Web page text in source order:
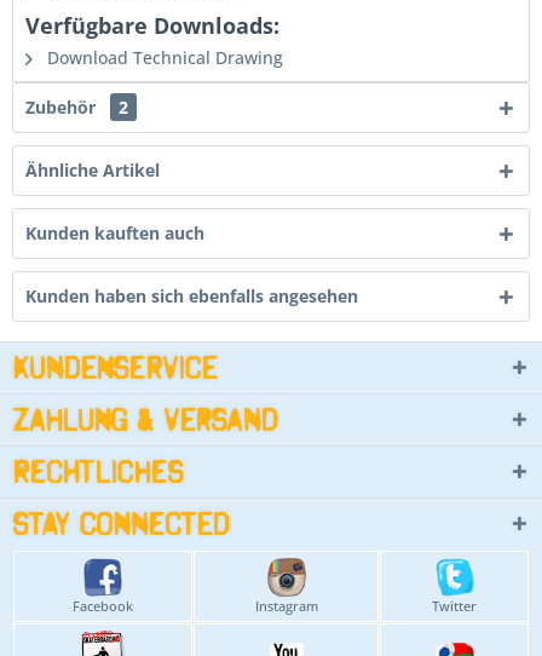
Verfügbare Downloads:
Download Technical Drawing
Zubehör 2
Ähnliche Artikel
Kunden kauften auch
Kunden haben sich ebenfalls angesehen
Kundenservice
Zahlung & Versand
Rechtliches
Stay connected
Facebook Instagram Twitter